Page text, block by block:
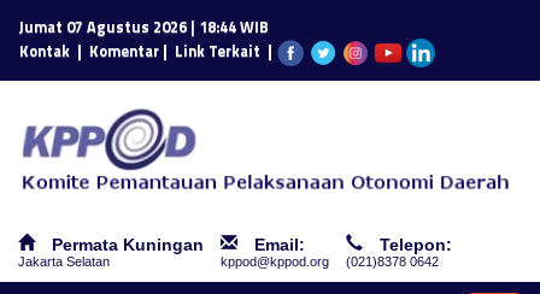
Jumat 07 Agustus 2026 | 18:44 WIB
Kontak | Komentar | Link Terkait |
Permata Kuningan
Jakarta Selatan
Email:
kppod@kppod.org
Telepon:
(021)8378 0642